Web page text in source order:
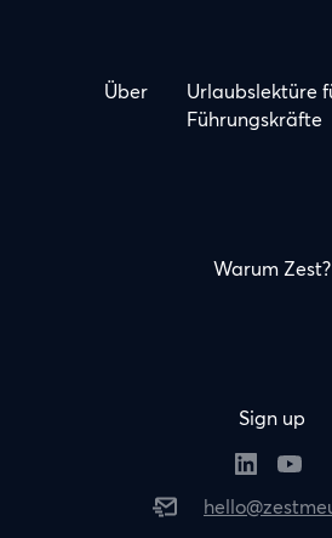
Über
Urlaubslektüre
Führungskräfte
Warum Zest?
Sign up